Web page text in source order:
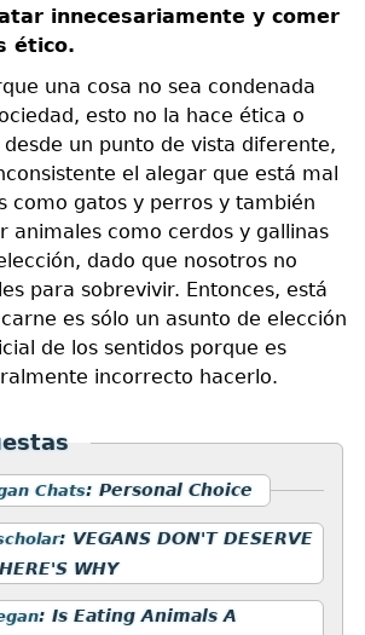
innecesariamente y comer
ético.
una cosa no sea condenada
esto no la hace ética o
un punto de vista diferente,
el alegar que está mal
como gatos y perros y también
animales como cerdos y gallinas
dado que nosotros no
para sobrevivir. Entonces, está
es sólo un asunto de elección
de los sentidos porque es
incorrecto hacerlo.
Chats:Personal Choice
: VEGANS DON'T DESERVE
WHY
:Is Eating Animals A